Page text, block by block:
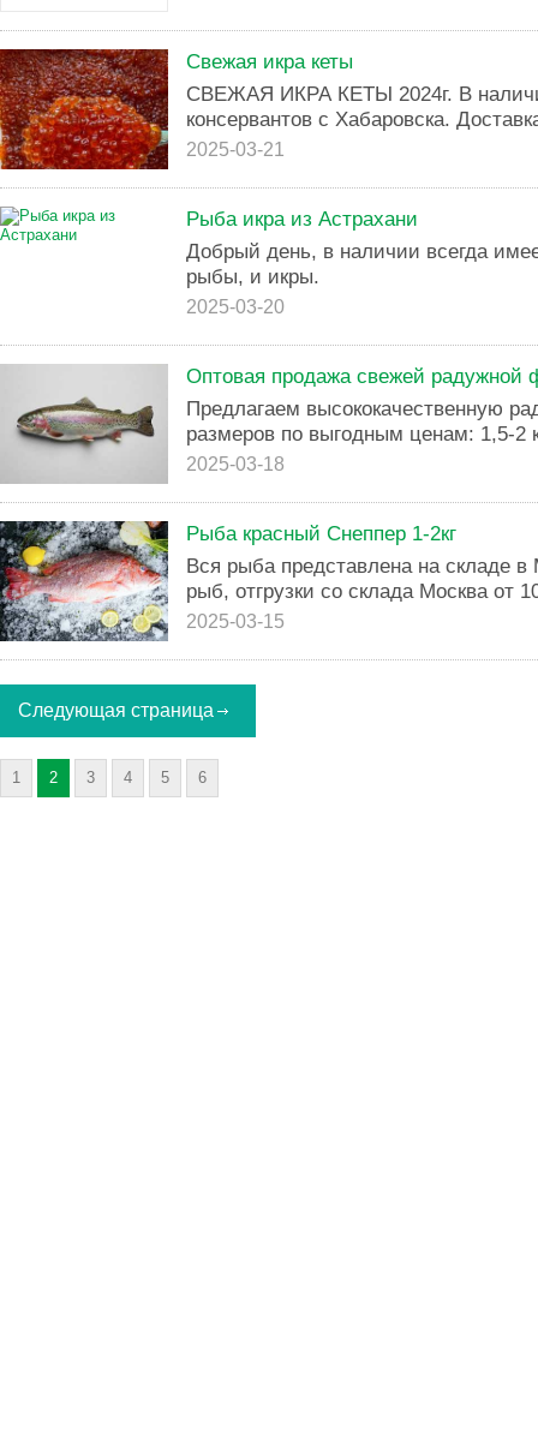
Свежая икра кеты
СВЕЖАЯ ИКРА КЕТЫ 2024г. В
консервантов с Хабаровска.
2025-03-21
Рыба икра из Астрахани
Добрый день, в наличии всегда
рыбы, и икры.
2025-03-20
Оптовая продажа свежей радужной
Предлагаем высококачественную
размеров по выгодным ценам: 1,5-2
2025-03-18
Рыба красный Снеппер 1-2кг
Вся рыба представлена на складе
рыб, отгрузки со склада Москва от
2025-03-15
Следующая страница
1 2 3 4 5 6